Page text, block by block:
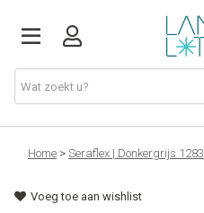
Stoffen
Fournituren
Home > Seraflex | Donkergrijs 1283
Voeg toe aan wishlist